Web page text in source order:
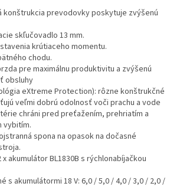
konštrukcia prevodovky poskytuje zvýšenú
skľučovadlo 13 mm.
krútiaceho momentu.
chodu.
pre maximálnu produktivitu a zvýšenú
obsluhy
eXtreme Protection): rôzne konštrukčné
veľmi dobrú odolnosť voči prachu a vode
chráni pred preťažením, prehriatím a
vybitím.
spona na opasok na dočasné
x akumulátor BL1830B s rýchlonabíjačkou
s akumulátormi 18 V: 6,0 / 5,0 / 4,0 / 3,0 / 2,0 /